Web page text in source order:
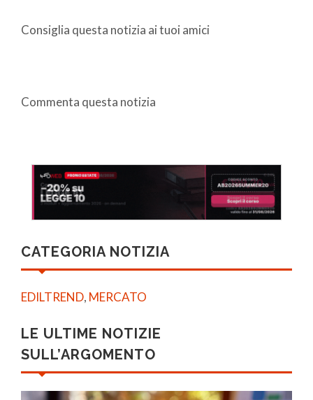
Consiglia questa notizia ai tuoi amici
Commenta questa notizia
CATEGORIA NOTIZIA
EDILTREND, MERCATO
LE ULTIME NOTIZIE
SULL’ARGOMENTO